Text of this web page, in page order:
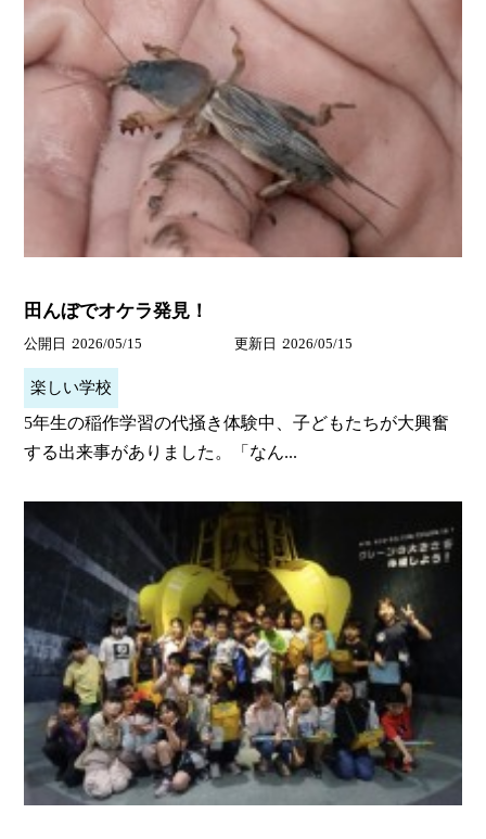
田んぼでオケラ発見！
公開日 2026/05/15 更新日 2026/05/15
楽しい学校
5年生の稲作学習の代掻き体験中、子どもたちが大興奮
する出来事がありました。「なん...